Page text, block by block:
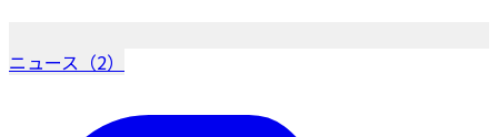
ニュース（2）